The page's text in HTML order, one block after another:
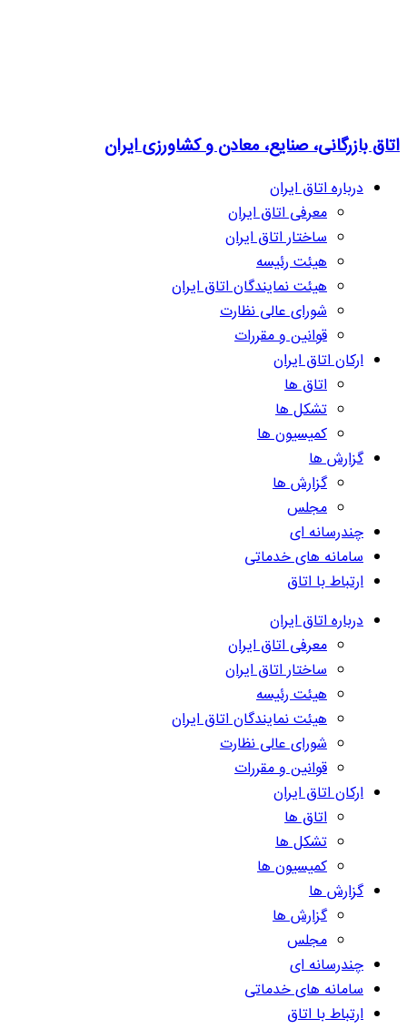
اتاق بازرگانی، صنایع، معادن و کشاورزی ایران
درباره اتاق ایران
معرفی اتاق ایران
ساختار اتاق ایران
هیئت رئیسه
هیئت نمایندگان اتاق ایران
شورای عالی نظارت
قوانین و مقررات
ارکان اتاق ایران
اتاق ها
تشکل ها
کمیسیون ها
گزارش ها
گزارش ها
مجلس
چندرسانه ای
سامانه های خدماتی
ارتباط با اتاق
درباره اتاق ایران
معرفی اتاق ایران
ساختار اتاق ایران
هیئت رئیسه
هیئت نمایندگان اتاق ایران
شورای عالی نظارت
قوانین و مقررات
ارکان اتاق ایران
اتاق ها
تشکل ها
کمیسیون ها
گزارش ها
گزارش ها
مجلس
چندرسانه ای
سامانه های خدماتی
ارتباط با اتاق